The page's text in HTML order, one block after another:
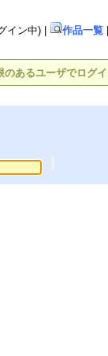
イン中) 作品一覧
あるユーザでログ